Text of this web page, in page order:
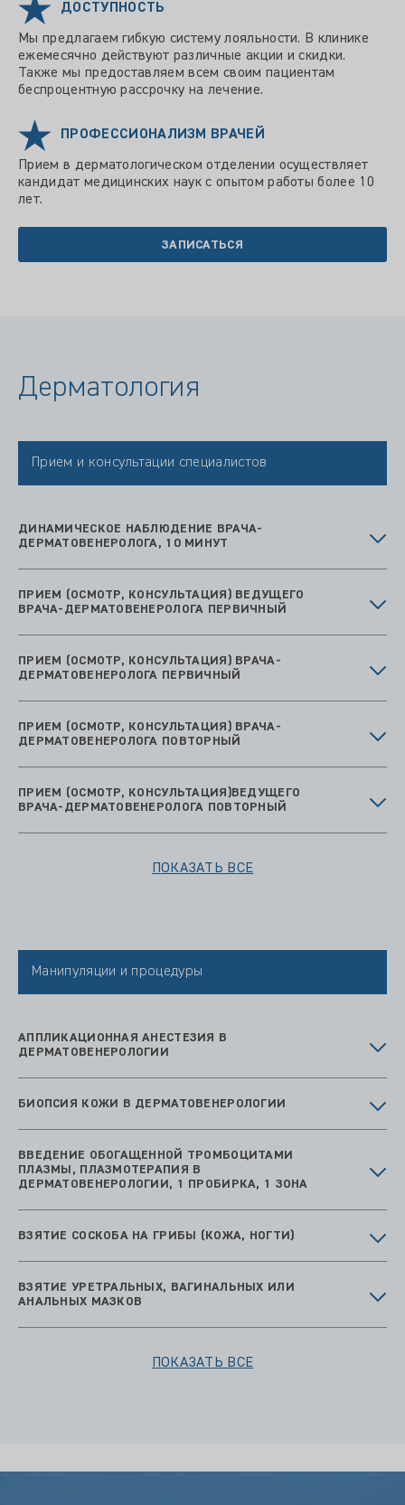
ДОСТУПНОСТЬ
Мы предлагаем гибкую систему лояльности. В клинике
ежемесячно действуют различные акции и скидки.
Также мы предоставляем всем своим пациентам
беспроцентную рассрочку на лечение.
ПРОФЕССИОНАЛИЗМ ВРАЧЕЙ
Прием в дерматологическом отделении осуществляет
кандидат медицинских наук с опытом работы более 10
лет.
ЗАПИСАТЬСЯ
Дерматология
Прием и консультации специалистов
ДИНАМИЧЕСКОЕ НАБЛЮДЕНИЕ ВРАЧА-
ДЕРМАТОВЕНЕРОЛОГА, 10 МИНУТ
ПРИЕМ (ОСМОТР, КОНСУЛЬТАЦИЯ) ВЕДУЩЕГО
ВРАЧА-ДЕРМАТОВЕНЕРОЛОГА ПЕРВИЧНЫЙ
ПРИЕМ (ОСМОТР, КОНСУЛЬТАЦИЯ) ВРАЧА-
ДЕРМАТОВЕНЕРОЛОГА ПЕРВИЧНЫЙ
ПРИЕМ (ОСМОТР, КОНСУЛЬТАЦИЯ) ВРАЧА-
ДЕРМАТОВЕНЕРОЛОГА ПОВТОРНЫЙ
ПРИЕМ (ОСМОТР, КОНСУЛЬТАЦИЯ)ВЕДУЩЕГО
ВРАЧА-ДЕРМАТОВЕНЕРОЛОГА ПОВТОРНЫЙ
ПОКАЗАТЬ ВСЕ
Манипуляции и процедуры
АППЛИКАЦИОННАЯ АНЕСТЕЗИЯ В
ДЕРМАТОВЕНЕРОЛОГИИ
БИОПСИЯ КОЖИ В ДЕРМАТОВЕНЕРОЛОГИИ
ВВЕДЕНИЕ ОБОГАЩЕННОЙ ТРОМБОЦИТАМИ
ПЛАЗМЫ, ПЛАЗМОТЕРАПИЯ В
ДЕРМАТОВЕНЕРОЛОГИИ, 1 ПРОБИРКА, 1 ЗОНА
ВЗЯТИЕ СОСКОБА НА ГРИБЫ (КОЖА, НОГТИ)
ВЗЯТИЕ УРЕТРАЛЬНЫХ, ВАГИНАЛЬНЫХ ИЛИ
АНАЛЬНЫХ МАЗКОВ
ПОКАЗАТЬ ВСЕ